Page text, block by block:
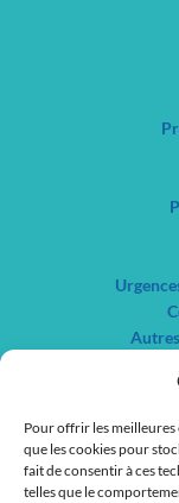
Pour offrir les meilleures
que les cookies pour
fait de consentir à ces
telles que le